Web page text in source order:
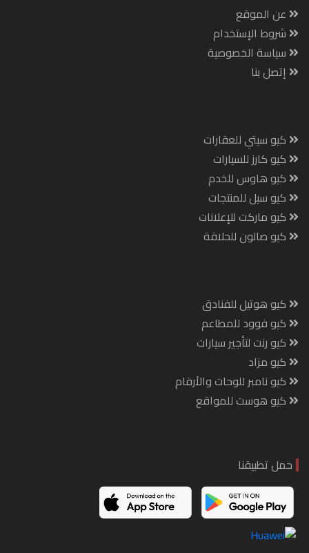
عن الموقع
شروط الإستخدام
سياسة الخصوصية
إتصل بنا
كيو سيتي للعقارات
كيو كارز للسيارات
كيو هاوس للخدم
كيو سيل للمنتجات
كيو ماركت للإعلانات
كيو صالون للحلاقة
كيو هوتيل للفنادق
كيو فوود للمطاعم
كيو رنت لتأجير سيارات
كيو مزاد
كيو نامبر للوحات والأرقام
كيو هوست للمواقع
حمل تطبيقنا